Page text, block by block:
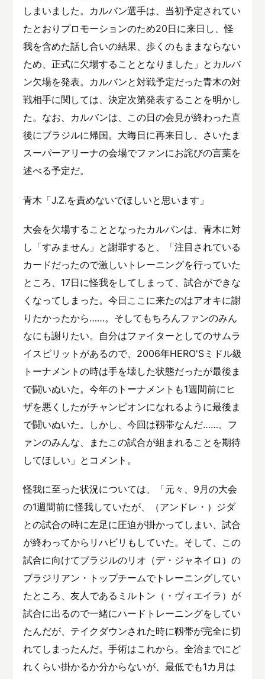
しまいました。カルバン選手は、当初予定されてい
たとおりプロモーションのため20日に来日し、怪
我を含めた話し合いの結果、歩くのもままならない
ため、正式に欠場することとなりました」とカルバ
ン欠場を発表。カルバンと対戦予定だった青木の対
戦相手に関しては、決定次第発表することを明かし
た。なお、カルバンは、この日の会見が終わった直
後にブラジルに帰国。大晦日に再来日し、さいたま
スーパーアリーナの会場でファンにお詫びの言葉を
述べる予定だ。
青木「J.Z.を責めないでほしいと思います」
大会を欠場することとなったカルバンは、青木に対
し「すみません」と謝罪すると、「注目されている
カードだったので激しいトレーニングを行っていた
ところ、17日に怪我をしてしまって、試合ができな
くなってしまった。今日ここに来たのはアオキに謝
りたかったから……。そしてもちろんファンのみん
なにも謝りたい。自分はファイターとしてのサムラ
イスピリットがあるので、2006年HERO'Sミドル級
トーナメントの時は手を壊した状態だったが最後ま
で闘いぬいた。今年のトーナメントも1週間前にヒ
ザを悪くしたがチャンピオンになれるように最後ま
で闘いぬいた。しかし、今回は靱帯なんだ……。フ
ァンのみんな、またこの試合が組まれることを期待
してほしい」とコメント。
怪我に至った状況については、「元々、9月の大会
の1週間前に怪我していたが、（アンドレ・）ジダ
との試合の時に左足に圧迫が掛かってしまい、試合
が終わってからリハビリもしていた。そして、この
試合に向けてブラジルのリオ（デ・ジャネイロ）の
ブラジリアン・トップチームでトレーニングしてい
たところ、友人であるミルトン（・ヴィエイラ）が
試合に出るので一緒にハードトレーニングをしてい
たんだが、テイクダウンされた時に靱帯が完全に切
れてしまったんだ。手術はこれから。全治までにど
れくらい掛かるか分からないが、最低でも1カ月は